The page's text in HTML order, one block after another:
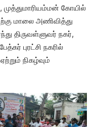
கோயில்
மாலை அணிவித்து
திருவள்ளுவர் நகர்,
புரட்சி நகரில்
நிகழ்வும்